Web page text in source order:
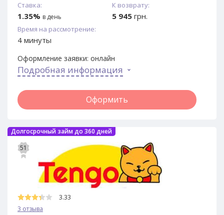
Ставка:
1.35% в день
К возврату:
5 945 грн.
Время на рассмотрение:
4 минуты
Оформление заявки: онлайн
Подробная информация
Оформить
Долгосрочный займ до 360 дней
51
3.33
3 отзыва